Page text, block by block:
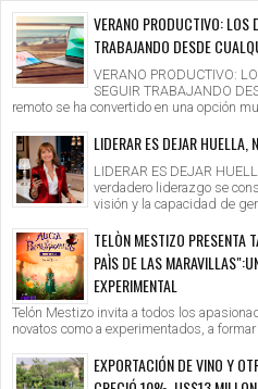
VERANO PRODUCTIVO: LOS
TRABAJANDO DESDE
VERANO PRODUCTIVO:
SEGUIR TRABAJANDO
remoto se ha convertido en una opción
LIDERAR ES DEJAR HUELLA,
LIDERAR ES DEJAR
verdadero liderazgo se
visión y la capacidad de
TELÒN MESTIZO PRESENTA
PAÌS DE LAS
EXPERIMENTAL
Telón Mestizo invita a todos los
novatos como a experimentados, a
EXPORTACIÓN DE VINO Y